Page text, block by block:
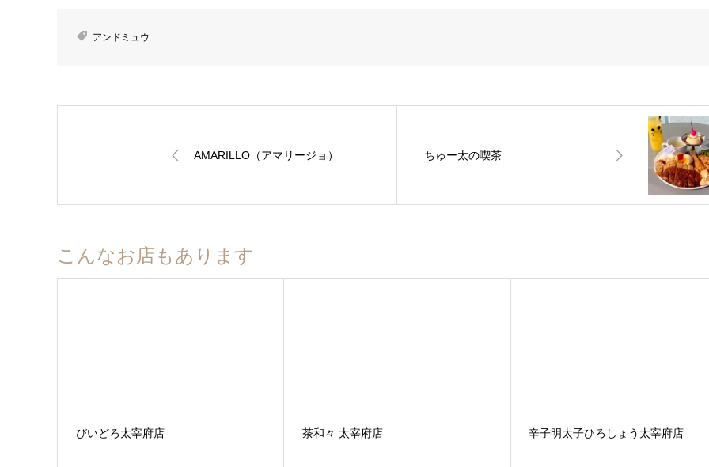
アンドミュウ
AMARILLO（アマリージョ） ちゅー太の喫茶
こんなお店もあります
びいどろ太宰府店 茶和々 太宰府店 辛子明太子ひろしょう太宰府店